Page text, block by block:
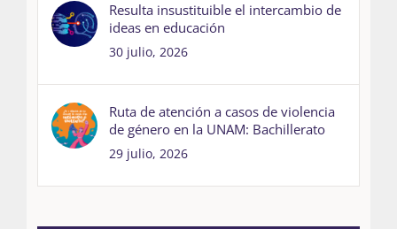
Resulta insustituible el intercambio de
ideas en educación
30 julio, 2026
Ruta de atención a casos de violencia
de género en la UNAM: Bachillerato
29 julio, 2026